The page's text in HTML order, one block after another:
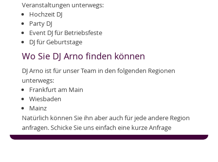
Veranstaltungen unterwegs:
Hochzeit DJ
Party DJ
Event DJ für Betriebsfeste
DJ für Geburtstage
Wo Sie DJ Arno finden können
DJ Arno ist für unser Team in den folgenden Regionen
unterwegs:
Frankfurt am Main
Wiesbaden
Mainz
Natürlich können Sie ihn aber auch für jede andere Region
anfragen. Schicke Sie uns einfach eine kurze Anfrage